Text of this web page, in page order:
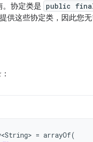
。协定类是 public
供这些协定类，因此您
= arrayOf(